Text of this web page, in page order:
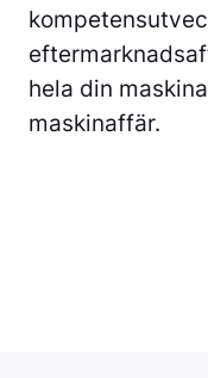
hela din
maskinaffär.